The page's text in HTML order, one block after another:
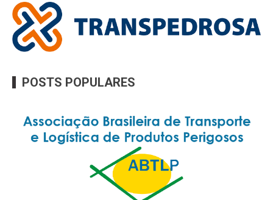
POSTS POPULARES